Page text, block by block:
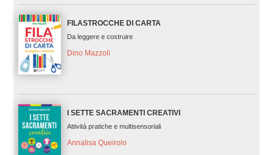
FILASTROCCHE DI CARTA
Da leggere e costruire
Dino Mazzoli
I SETTE SACRAMENTI CREATIVI
Attività pratiche e multisensoriali
Annalisa Queirolo